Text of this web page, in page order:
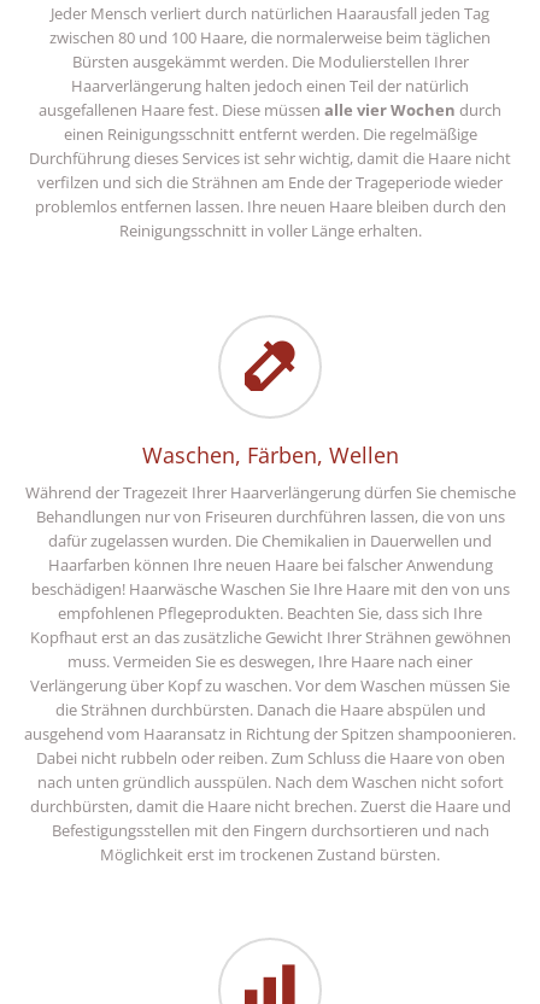
Jeder Mensch verliert durch natürlichen Haarausfall jeden Tag
zwischen 80 und 100 Haare, die normalerweise beim täglichen
Bürsten ausgekämmt werden. Die Modulierstellen Ihrer
Haarverlängerung halten jedoch einen Teil der natürlich
ausgefallenen Haare fest. Diese müssen alle vier Wochen durch
einen Reinigungsschnitt entfernt werden. Die regelmäßige
Durchführung dieses Services ist sehr wichtig, damit die Haare nicht
verfilzen und sich die Strähnen am Ende der Trageperiode wieder
problemlos entfernen lassen. Ihre neuen Haare bleiben durch den
Reinigungsschnitt in voller Länge erhalten.
Waschen, Färben, Wellen
Während der Tragezeit Ihrer Haarverlängerung dürfen Sie chemische
Behandlungen nur von Friseuren durchführen lassen, die von uns
dafür zugelassen wurden. Die Chemikalien in Dauerwellen und
Haarfarben können Ihre neuen Haare bei falscher Anwendung
beschädigen! Haarwäsche Waschen Sie Ihre Haare mit den von uns
empfohlenen Pflegeprodukten. Beachten Sie, dass sich Ihre
Kopfhaut erst an das zusätzliche Gewicht Ihrer Strähnen gewöhnen
muss. Vermeiden Sie es deswegen, Ihre Haare nach einer
Verlängerung über Kopf zu waschen. Vor dem Waschen müssen Sie
die Strähnen durchbürsten. Danach die Haare abspülen und
ausgehend vom Haaransatz in Richtung der Spitzen shampoonieren.
Dabei nicht rubbeln oder reiben. Zum Schluss die Haare von oben
nach unten gründlich ausspülen. Nach dem Waschen nicht sofort
durchbürsten, damit die Haare nicht brechen. Zuerst die Haare und
Befestigungsstellen mit den Fingern durchsortieren und nach
Möglichkeit erst im trockenen Zustand bürsten.